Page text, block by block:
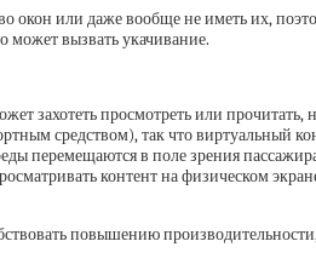
окон или даже вообще не иметь их,
может вызвать укачивание.
захотеть просмотреть или
средством), так что виртуальный
перемещаются в поле зрения
контент на физическом
повышению